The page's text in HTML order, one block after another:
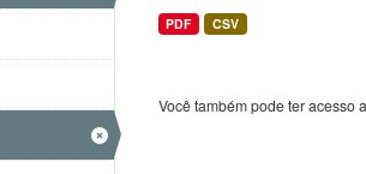
PDF CSV
Você também pode ter acesso